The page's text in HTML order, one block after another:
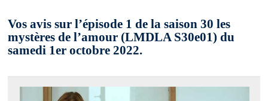
Vos avis sur l’épisode 1 de la saison 30 les
mystères de l’amour (LMDLA S30e01) du
samedi 1er octobre 2022.